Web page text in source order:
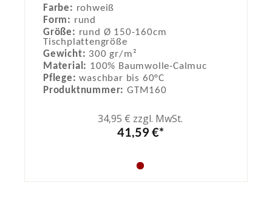
Farbe: rohweiß
Form: rund
Größe: rund Ø 150-160cm
Tischplattengröße
Gewicht: 300 gr/m²
Material: 100% Baumwolle-Calmuc
Pflege:waschbar bis 60°C
Produktnummer: GTM160
34,95 € zzgl. MwSt.
41,59 €*